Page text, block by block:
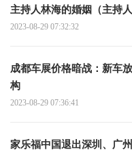
主持人林海的婚姻（主持
2023-08-29 07:32:32
成都车展价格暗战：新车
构
2023-08-29 07:36:41